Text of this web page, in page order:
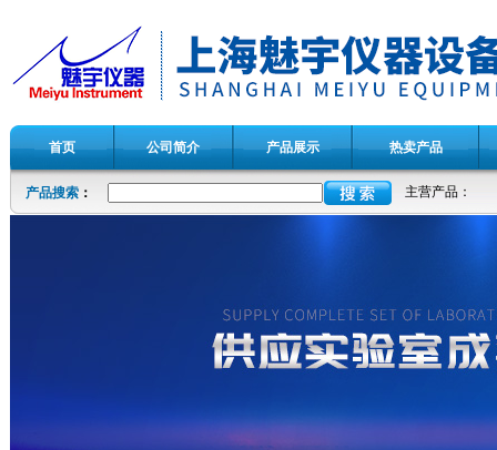
首页 公司简介 产品展示 热卖产品
产品搜索 ： 主营产品：